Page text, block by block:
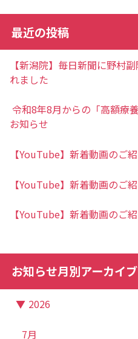
最近の投稿
【新潟院】毎日新聞に野村
れました
令和8年8月からの「高額療
お知らせ
【YouTube】新着動画のご
【YouTube】新着動画のご
【YouTube】新着動画のご
お知らせ月別アーカイブ
▼ 2026
7月